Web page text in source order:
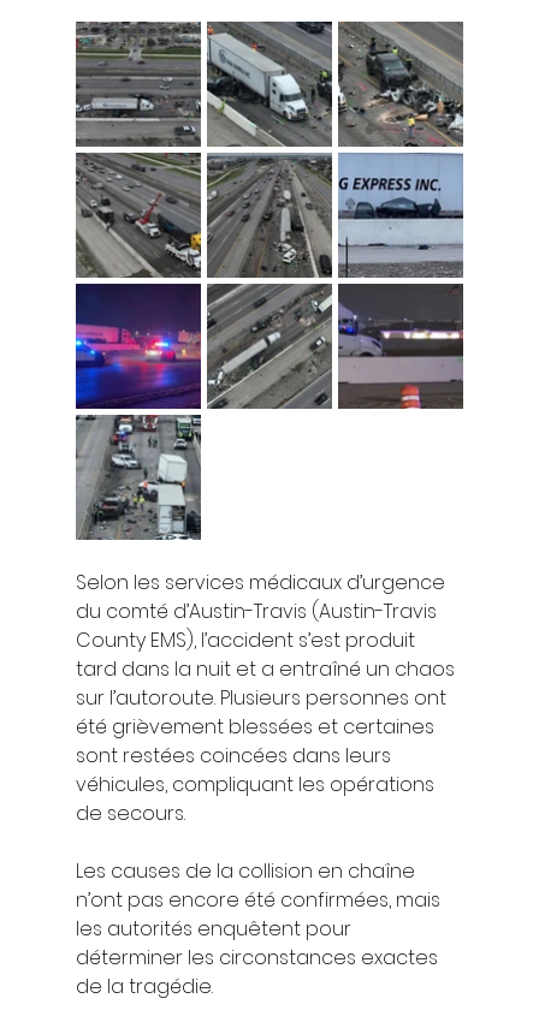
Selon les services médicaux d’urgence
du comté d’Austin-Travis (Austin-Travis
County EMS), l’accident s’est produit
tard dans la nuit et a entraîné un chaos
sur l’autoroute. Plusieurs personnes ont
été grièvement blessées et certaines
sont restées coincées dans leurs
véhicules, compliquant les opérations
de secours.
Les causes de la collision en chaîne
n’ont pas encore été confirmées, mais
les autorités enquêtent pour
déterminer les circonstances exactes
de la tragédie.